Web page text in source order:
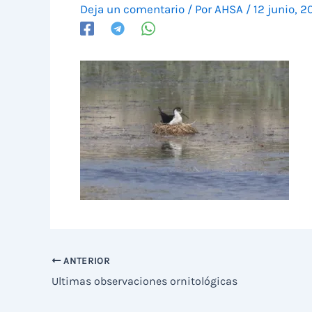
Deja un comentario / Por AHSA / 12 junio,
ANTERIOR
Ultimas observaciones ornitológicas